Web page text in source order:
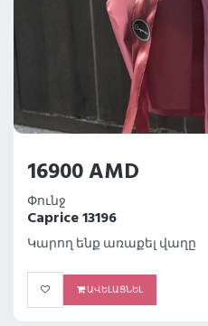
16900 AMD
Փունջ
Caprice 13196
Կարող ենք առաքել վաղը
ԱՎԵԼԱՑՆԵԼ